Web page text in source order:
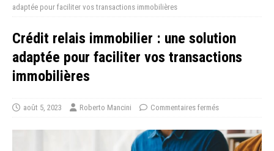
adaptée pour faciliter vos transactions immobilières
Crédit relais immobilier : une solution
adaptée pour faciliter vos transactions
immobilières
août 5, 2023 Roberto Mancini Commentaires fermés